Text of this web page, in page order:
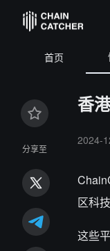
首页
分享至
香
2024-
区科
这些